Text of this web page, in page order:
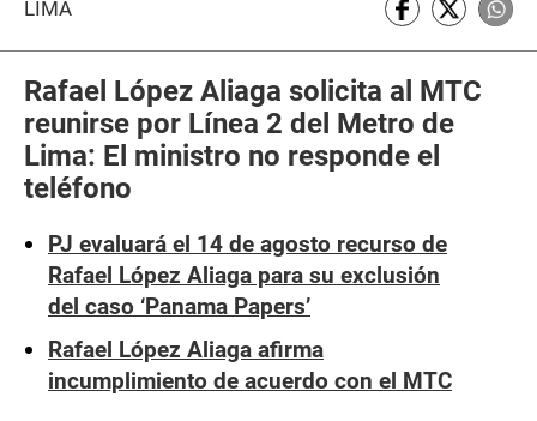
LIMA
Rafael López Aliaga solicita al MTC
reunirse por Línea 2 del Metro de
Lima: El ministro no responde el
teléfono
PJ evaluará el 14 de agosto recurso de
Rafael López Aliaga para su exclusión
del caso ‘Panama Papers’
Rafael López Aliaga afirma
incumplimiento de acuerdo con el MTC